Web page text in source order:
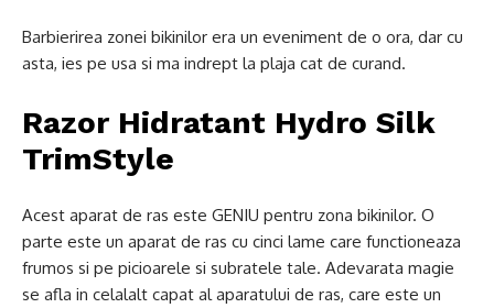
Barbierirea zonei bikinilor era un eveniment de o ora, dar cu
asta, ies pe usa si ma indrept la plaja cat de curand.
Razor Hidratant Hydro Silk
TrimStyle
Acest aparat de ras este GENIU pentru zona bikinilor. O
parte este un aparat de ras cu cinci lame care functioneaza
frumos si pe picioarele si subratele tale. Adevarata magie
se afla in celalalt capat al aparatului de ras, care este un